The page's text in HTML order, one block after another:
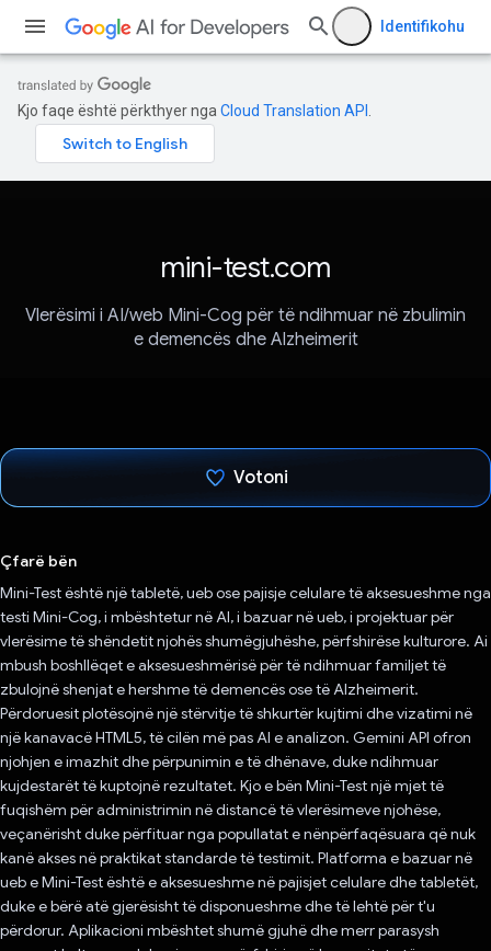
Identifikohu
Kjo faqe është përkthyer nga Cloud Translation API
mini-test.com
Vlerësimi i AI/web Mini-Cog për të ndihmuar në zbulimin
e demencës dhe Alzheimerit
Votoni
Çfarë bën
Mini-Test është një tabletë, ueb ose pajisje celulare të aksesueshme nga
testi Mini-Cog, i mbështetur në AI, i bazuar në ueb, i projektuar për
vlerësime të shëndetit njohës shumëgjuhëshe, përfshirëse kulturore. Ai
mbush boshllëqet e aksesueshmërisë për të ndihmuar familjet të
zbulojnë shenjat e hershme të demencës ose të Alzheimerit.
Përdoruesit plotësojnë një stërvitje të shkurtër kujtimi dhe vizatimi në
një kanavacë HTML5, të cilën më pas AI e analizon. Gemini API ofron
njohjen e imazhit dhe përpunimin e të dhënave, duke ndihmuar
kujdestarët të kuptojnë rezultatet. Kjo e bën Mini-Test një mjet të
fuqishëm për administrimin në distancë të vlerësimeve njohëse,
veçanërisht duke përfituar nga popullatat e nënpërfaqësuara që nuk
kanë akses në praktikat standarde të testimit. Platforma e bazuar në
ueb e Mini-Test është e aksesueshme në pajisjet celulare dhe tabletët,
duke e bërë atë gjerësisht të disponueshme dhe të lehtë për t'u
përdorur. Aplikacioni mbështet shumë gjuhë dhe merr parasysh